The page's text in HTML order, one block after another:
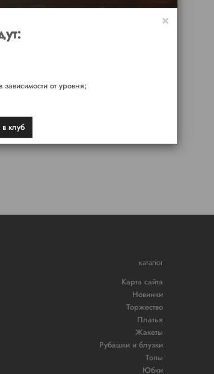
Арт. JCRPI0180
каталог
Карта сайта
Новинки
Торжество
Платья
Жакеты
Рубашки и блузки
Топы
Юбки
×
от уровня;
в клуб